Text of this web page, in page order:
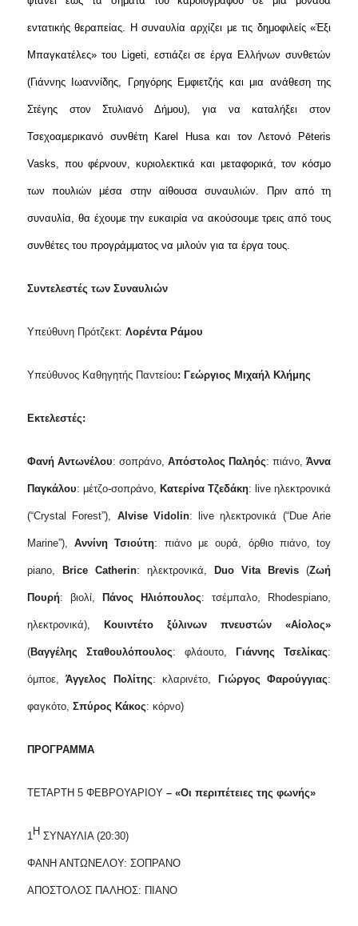
εντατικής θεραπείας. Η συναυλία αρχίζει με τις δημοφιλείς «Έξι
Μπαγκατέλες» του Ligeti , εστιάζει σε έργα Ελλήνων συνθετών
(Γιάννης Ιωαννίδης, Γρηγόρης Εμφιετζής και μια ανάθεση της
Στέγης στον Στυλιανό Δήμου), για να καταλήξει στον
Τσεχοαμερικανό συνθέτη Karel Husa και τον Λετονό Pēteris
Vasks, που φέρνουν, κυριολεκτικά και μεταφορικά, τον κόσμο
των πουλιών μέσα στην αίθουσα συναυλιών. Πριν από τη
συναυλία, θα έχουμε την ευκαιρία να ακούσουμε τρεις από τους
συνθέτες του προγράμματος να μιλούν για τα έργα τους.
Συντελεστές των Συναυλιών
Υπεύθυνη Πρότζεκτ: Λορέντα Ράμου
Υπεύθυνος Καθηγητής Παντείου: Γεώργιος Μιχαήλ Κλήμης
Εκτελεστές:
Φανή Αντωνέλου: σοπράνο, Απόστολος Παληός: πιάνο,Άννα
Παγκάλου: μέτζo-σοπράνο, Κατερίνα Τζεδάκη: live ηλεκτρονικά
(“Crystal Forest”), Alvise Vidolin: live ηλεκτρονικά (“Due Arie
Marine”),Αννίνη Τσιούτη: πιάνο με ουρά, όρθιο πιάνο,toy
piano, Brice Catherin: ηλεκτρονικά, Duo Vita Brevis (Ζωή
Πουρή: βιολί, Πάνος Ηλιόπουλος: τσέμπαλο, Rhodespiano
ηλεκτρονικά), Κουιντέτο ξύλινων πνευστών «Αίολος»
(Βαγγέλης Σταθουλόπουλος: φλάουτο, Γιάννης Τσελίκας:
όμποε,Άγγελος Πολίτης: κλαρινέτο, Γιώργος Φαρούγγιας:
φαγκότο, Σπύρος Κάκος: κόρνο)
ΠΡΟΓΡΑΜΜΑ
ΤΕΤΑΡΤΗ 5 ΦΕΒΡΟΥΑΡΙΟΥ – «Οι περιπέτειες της φωνής»
1 ΗΣΥΝΑΥΛΙΑ (20:30)
ΦΑΝΗ ΑΝΤΩΝΕΛΟΥ: ΣΟΠΡΑΝΟ
ΑΠΟΣΤΟΛΟΣ ΠΑΛΗΟΣ: ΠΙΑΝΟ